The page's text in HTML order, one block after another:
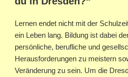
Lernen endet nicht mit der
ein Leben lang. Bildung ist dabei
persönliche, berufliche und
Herausforderungen zu meistern
Veränderung zu sein. Um die